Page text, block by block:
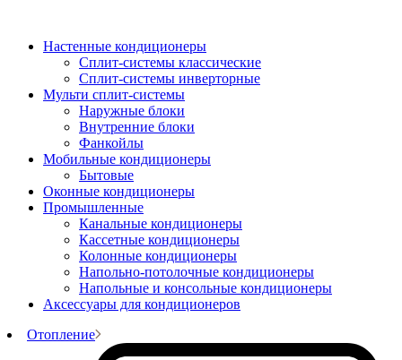
Настенные кондиционеры
Сплит-системы классические
Сплит-системы инверторные
Мульти сплит-системы
Наружные блоки
Внутренние блоки
Фанкойлы
Мобильные кондиционеры
Бытовые
Оконные кондиционеры
Промышленные
Канальные кондиционеры
Кассетные кондиционеры
Колонные кондиционеры
Напольно-потолочные кондиционеры
Напольные и консольные кондиционеры
Аксессуары для кондиционеров
Отопление